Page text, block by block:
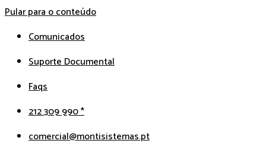
Pular para o conteúdo
Comunicados
Suporte Documental
Faqs
212 309 990 *
comercial@montisistemas.pt